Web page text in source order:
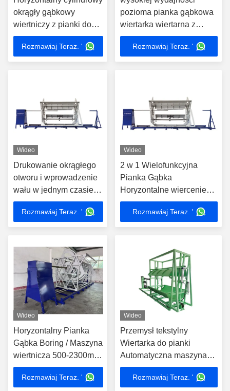
okrągły gąbkowy
wiertniczy z pianki do
wiercenia do bloku
cylindrycznego
Rozmawiaj Teraz. '
pozioma pianka gąbkowa
wiertarka wiertarna z
średnicą wiertarki 45-80
mmRozmawiaj Teraz. '
Wideo
Drukowanie okrągłego
otworu i wprowadzenie
wału w jednym czasie
automatycznie dla Piany
Pilling Machine
Rozmawiaj Teraz. '
Wideo
2 w 1 Wielofunkcyjna
Pianka Gąbka
Horyzontalne wiercenie
Boring Maszyna
Perforacja
Rozmawiaj Teraz. '
Wideo
Horyzontalny Pianka
Gąbka Boring / Maszyna
wiertnicza 500-2300mm
Wstawiając wszystko w
jednym
Rozmawiaj Teraz. '
Wideo
Przemysł tekstylny
Wiertarka do pianki
Automatyczna maszyna
do dziurkowania
Rozmawiaj Teraz. '